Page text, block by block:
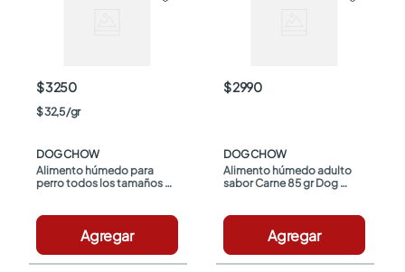
$ 3250
$32,5/gr
DOG CHOW
Alimento húmedo para
perro todos los tamaños
Agregar
$ 2990
DOG CHOW
Alimento húmedo adulto
sabor Carne 85 gr Dog
Agregar